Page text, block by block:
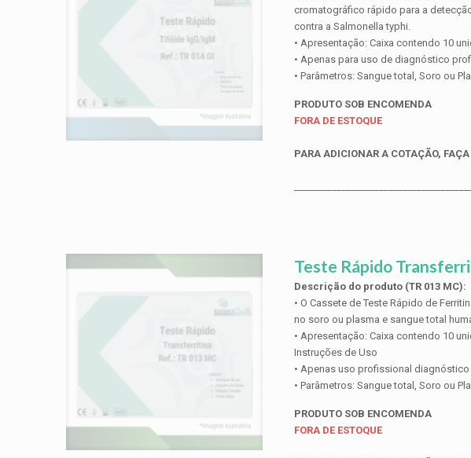
cromatográfico rápido para a
contra a Salmonella typhi.
• Apresentação: Caixa contendo 10
• Apenas para uso de diagnóstico
• Parâmetros: Sangue total, Soro ou
PRODUTO SOB ENCOMENDA
FORA DE ESTOQUE
PARA ADICIONAR A COTAÇÃO,
Teste Rápido
Descrição do produto (TR 013 MC):
• O Cassete de Teste Rápido de
no soro ou plasma e sangue total
• Apresentação: Caixa contendo 10
Instruções de Uso
• Apenas uso profissional diagnóstico
• Parâmetros: Sangue total, Soro ou
PRODUTO SOB ENCOMENDA
FORA DE ESTOQUE